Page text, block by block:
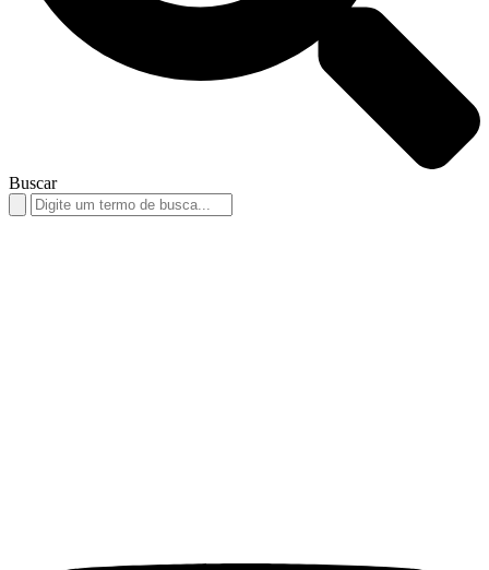
Buscar
Search
for: